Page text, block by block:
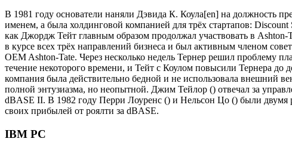
В 1981 году основатели наняли Дэвида К. Коула[en] на должность
именем, а была холдинговой компанией для трёх стартапов:
как Джордж Тейт главным образом продолжал участвовать в
в курсе всех трёх направлений бизнеса и был активным членом
OEM Ashton-Tate. Через несколько недель Тернер решил проблему
течение некоторого времени, и Тейт с Коулом повысили Тернера
компания была действительно бедной и не использовала внешний
полной энтузиазма, но неопытной. Джим Тейлор () отвечал за
dBASE II. В 1982 году Перри Лоуренс () и Нельсон Цо () были двумя
своих прибылей от роялти за dBASE.
IBM PC